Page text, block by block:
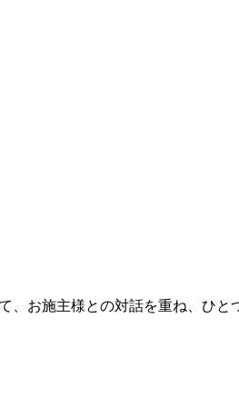
、お施主様との対話を重ね、ひと